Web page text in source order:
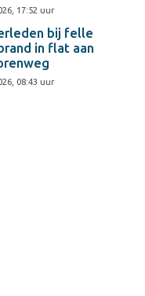
17:52 uur
bij felle
in flat aan
08:43 uur